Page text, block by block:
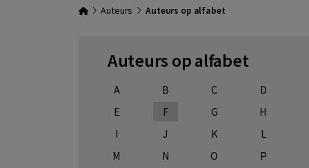
Auteurs Auteurs op alfabet
Auteurs op alfabet
A B C
D
E
F G
H
I
J K
L
M
N O
P